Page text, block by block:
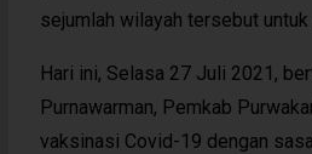
sejumlah wilayah tersebut
Hari ini, Selasa 27 Juli 2021,
Purnawarman, Pemkab
vaksinasi Covid-19 dengan